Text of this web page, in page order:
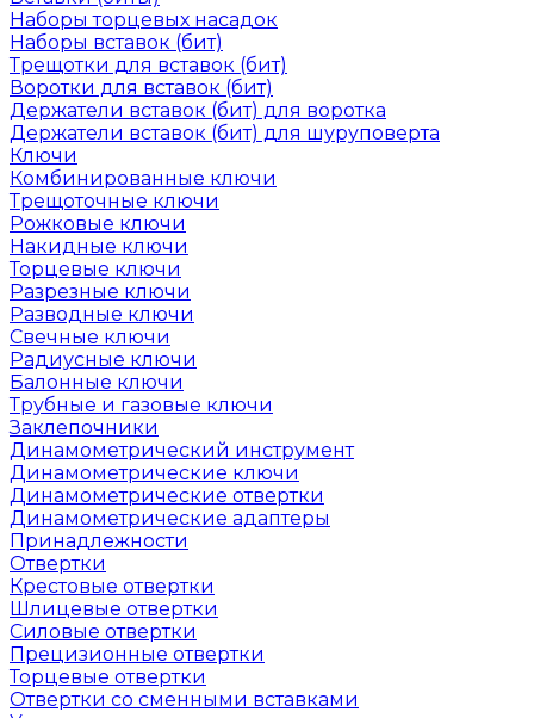
Наборы торцевых насадок
Наборы вставок (бит)
Трещотки для вставок (бит)
Воротки для вставок (бит)
Держатели вставок (бит) для воротка
Держатели вставок (бит) для шуруповерта
Ключи
Комбинированные ключи
Трещоточные ключи
Рожковые ключи
Накидные ключи
Торцевые ключи
Разрезные ключи
Разводные ключи
Свечные ключи
Радиусные ключи
Балонные ключи
Трубные и газовые ключи
Заклепочники
Динамометрический инструмент
Динамометрические ключи
Динамометрические отвертки
Динамометрические адаптеры
Принадлежности
Отвертки
Крестовые отвертки
Шлицевые отвертки
Силовые отвертки
Прецизионные отвертки
Торцевые отвертки
Отвертки со сменными вставками